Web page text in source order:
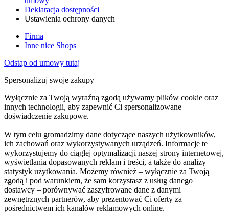
Deklaracja dostępności
Ustawienia ochrony danych
Firma
Inne nice Shops
Odstąp od umowy tutaj
Spersonalizuj swoje zakupy
Wyłącznie za Twoją wyraźną zgodą używamy plików cookie oraz
innych technologii, aby zapewnić Ci spersonalizowane
doświadczenie zakupowe.
W tym celu gromadzimy dane dotyczące naszych użytkowników,
ich zachowań oraz wykorzystywanych urządzeń. Informacje te
wykorzystujemy do ciągłej optymalizacji naszej strony internetowej,
wyświetlania dopasowanych reklam i treści, a także do analizy
statystyk użytkowania. Możemy również – wyłącznie za Twoją
zgodą i pod warunkiem, że sam korzystasz z usług danego
dostawcy – porównywać zaszyfrowane dane z danymi
zewnętrznych partnerów, aby prezentować Ci oferty za
pośrednictwem ich kanałów reklamowych online.